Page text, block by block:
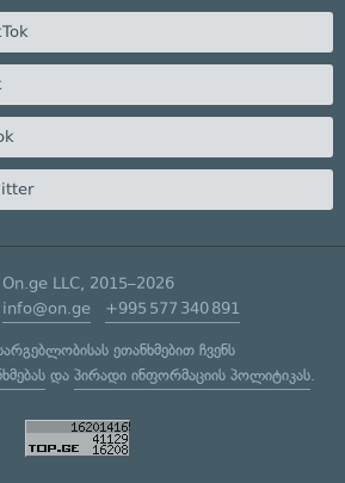
LLC, 2015–2026
info@on.ge +995 577 340 891
ეთანხმებით ჩვენს
და პირადი ინფორმაციის პოლიტიკას.